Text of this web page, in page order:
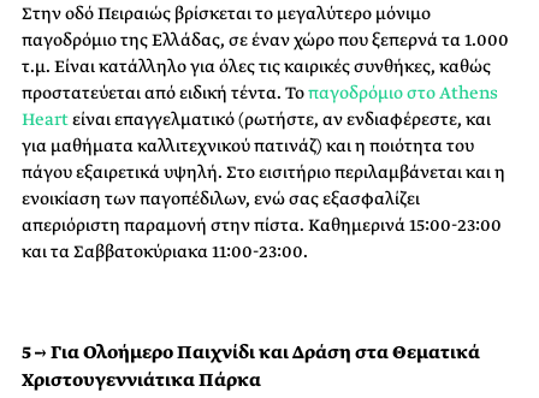
Στην οδό Πειραιώς βρίσκεται το μεγαλύτερο μόνιμο
παγοδρόμιο της Ελλάδας, σε έναν χώρο που ξεπερνά τα 1.000
τ.μ. Είναι κατάλληλο για όλες τις καιρικές συνθήκες, καθώς
προστατεύεται από ειδική τέντα. Τοπαγοδρόμιο στο Athens
Heartείναι επαγγελματικό (ρωτήστε, αν ενδιαφέρεστε, και
για μαθήματα καλλιτεχνικού πατινάζ) και η ποιότητα του
πάγου εξαιρετικά υψηλή. Στο εισιτήριο περιλαμβάνεται και η
ενοικίαση των παγοπέδιλων, ενώ σας εξασφαλίζει
απεριόριστη παραμονή στην πίστα. Καθημερινά 15:00-23:00
και τα Σαββατοκύριακα 11:00-23:00.
5 → Για Ολοήμερο Παιχνίδι και Δράση στα Θεματικά
Χριστουγεννιάτικα Πάρκα